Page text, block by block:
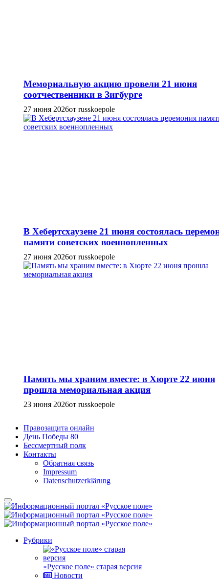
Мемориальную акцию провели 21 июня
соотчественники в Зигбурге
27 июня 2026от russkoepole
В Хебертсхаузене 21 июня состоялась
памяти советских военнопленных
27 июня 2026от russkoepole
Память мы храним вместе: в Хюрте 22 июня
прошла мемориальная акция
23 июня 2026от russkoepole
Правозащита онлайн
День Победы 80
Бессмертный полк
Контакты
Обратная связь
Impressum
Datenschutzerklärung
Рубрики
«Русское поле» старая версия
Новости